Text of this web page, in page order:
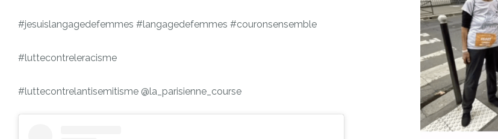
#jesuislangagedefemmes #langagedefemmes #couronsensemble
#luttecontreleracisme
#luttecontrelantisemitisme @la_parisienne_course